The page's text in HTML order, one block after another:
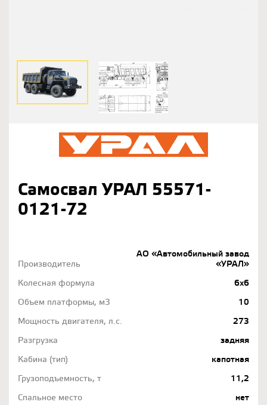
Самосвал УРАЛ 55571-
0121-72
Производитель
АО «Автомобильный завод
«УРАЛ»
Колесная формула
6х6
Объем платформы, м3
10
Мощность двигателя, л.с.
273
Разгрузка
задняя
Кабина (тип)
капотная
Грузоподъемность, т
11,2
Спальное место
нет